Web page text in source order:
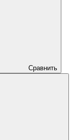
Сравнить